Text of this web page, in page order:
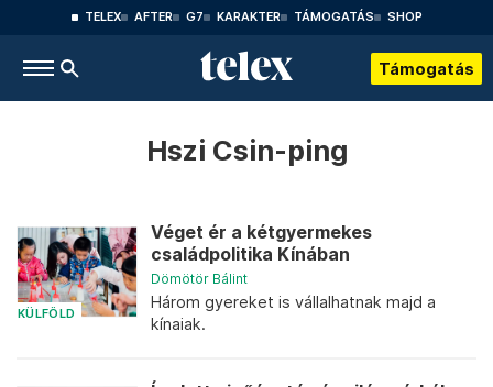
TELEX AFTER G7 KARAKTER TÁMOGATÁS SHOP
Támogatás
Hszi Csin-ping
KÜLFÖLD
Véget ér a kétgyermekes
családpolitika Kínában
Dömötör Bálint
Három gyereket is vállalhatnak majd a
kínaiak.